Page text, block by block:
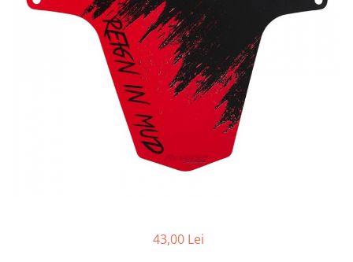
Accesorii biciclete
Scaun bicicleta copii
Chei si scule bicicleta
43,00 Lei